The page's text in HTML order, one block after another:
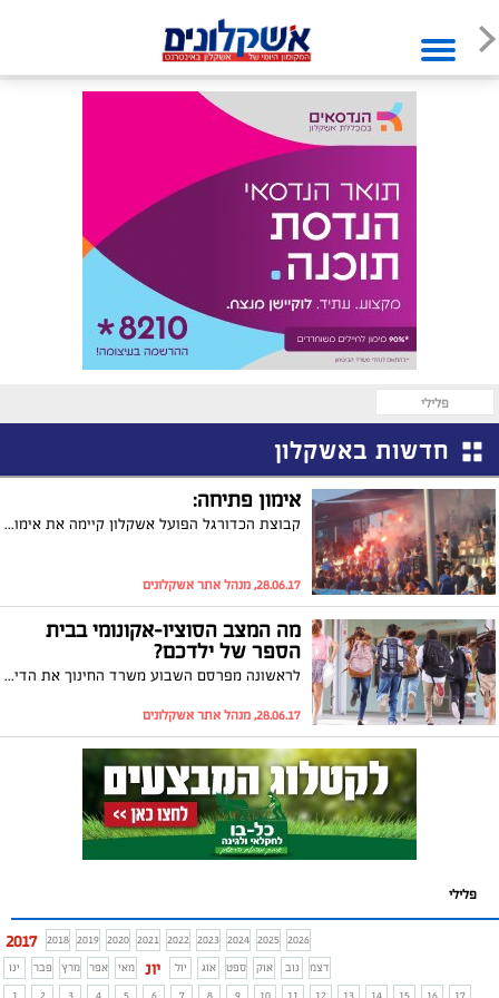
פלילי
חדשות באשקלון
אימון פתיחה:
קבוצת הכדורגל הפועל אשקלון קיימה את אימון הפתיחה לקראת עונת המשחקים הבאה
28.06.17, מנהל אתר אשקלונים
מה המצב הסוציו-אקונומי בבית
הספר של ילדכם?
לראשונה מפרסם השבוע משרד החינוך את הדירוג ממנו ניתן ללמוד על מצבם הכלכלי והחברתי של התלמידים בכל בתי הספר בישראל. כמה בתי ספר באשקלון ממוקמים בעשירון העליון ואיזה דירוג ניתן לבית הספר של ילדיכם
28.06.17, מנהל אתר אשקלונים
פלילי
2017 2018 2019 2020 2021 2022 2023 2024 2025 2026
ינו
פבר מרץ אפר מאי יונ יול אוג ספט אוק נוב
דצמ